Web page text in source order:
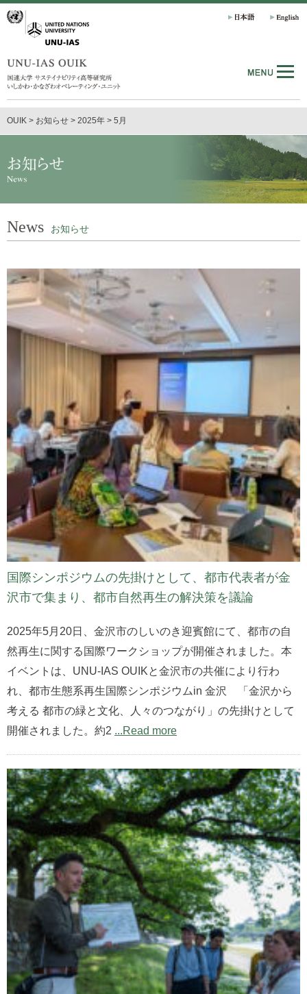
OUIK > お知らせ > 2025年 > 5月
News お知らせ
国際シンポジウムの先掛けとして、都市代表者が金
沢市で集まり、都市自然再生の解決策を議論
2025年5月20日、金沢市のしいのき迎賓館にて、都市の自
然再生に関する国際ワークショップが開催されました。本
イベントは、UNU-IAS OUIKと金沢市の共催により行わ
れ、都市生態系再生国際シンポジウムin 金沢 「金沢から
考える 都市の緑と文化、人々のつながり」の先掛けとして
開催されました。約2 ...Read more